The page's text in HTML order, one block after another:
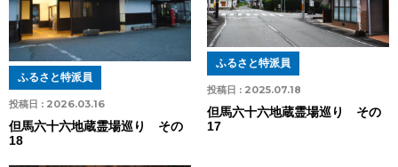
投稿日 : 2026.03.16
ふるさと特派員
但馬六十六地蔵霊場巡り その
18
投稿日 : 2025.07.18
ふるさと特派員
但馬六十六地蔵霊場巡り その
17